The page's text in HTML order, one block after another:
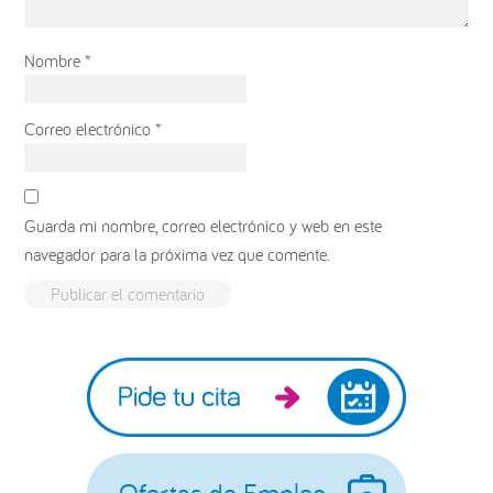
Nombre*
Correo electrónico*
Guarda mi nombre, correo electrónico y web en este
navegador para la próxima vez que comente.
Barra
lateral
principal